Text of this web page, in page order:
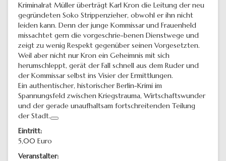
Kriminalrat Müller überträgt Karl Kron die Leitung der neu
gegründeten Soko Strippenzieher, obwohl er ihn nicht
leiden kann. Denn der junge Kommissar und Frauenheld
missachtet gern die vorgeschrie-benen Dienstwege und
zeigt zu wenig Respekt gegenüber seinen Vorgesetzten.
Weil aber nicht nur Kron ein Geheimnis mit sich
herumschleppt, gerät der Fall schnell aus dem Ruder und
der Kommissar selbst ins Visier der Ermittlungen.
Ein authentischer, historischer Berlin-Krimi im
Spannungsfeld zwischen Kriegstrauma, Wirtschaftswunder
und der gerade unaufhaltsam fortschreitenden Teilung
der Stadt.
Eintritt:
5,00 Euro
Veranstalter: